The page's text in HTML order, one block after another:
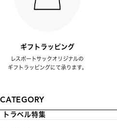
ギフトラッピング
レスポートサックオリジナルの
ギフトラッピングにて承ります。
CATEGORY
トラベル特集